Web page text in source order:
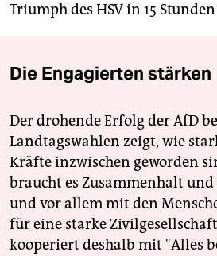
Triumph des HSV in 15
Die Engagierten stärken
Der drohende Erfolg der AfD
Landtagswahlen zeigt, wie
Kräfte inzwischen geworden
braucht es Zusammenhalt
und vor allem mit den
für eine starke
kooperiert deshalb mit "Alles